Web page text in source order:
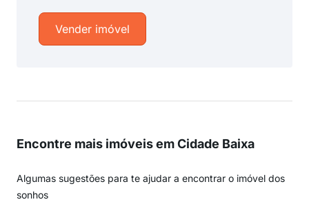
Vender imóvel
Encontre mais imóveis em Cidade Baixa
Algumas sugestões para te ajudar a encontrar o imóvel dos
sonhos